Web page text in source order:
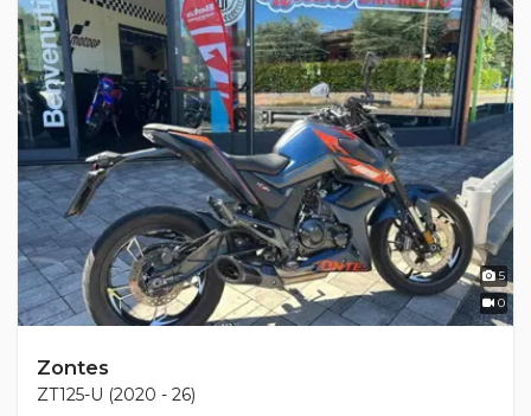
5
0
Zontes
ZT125-U (2020 - 26)